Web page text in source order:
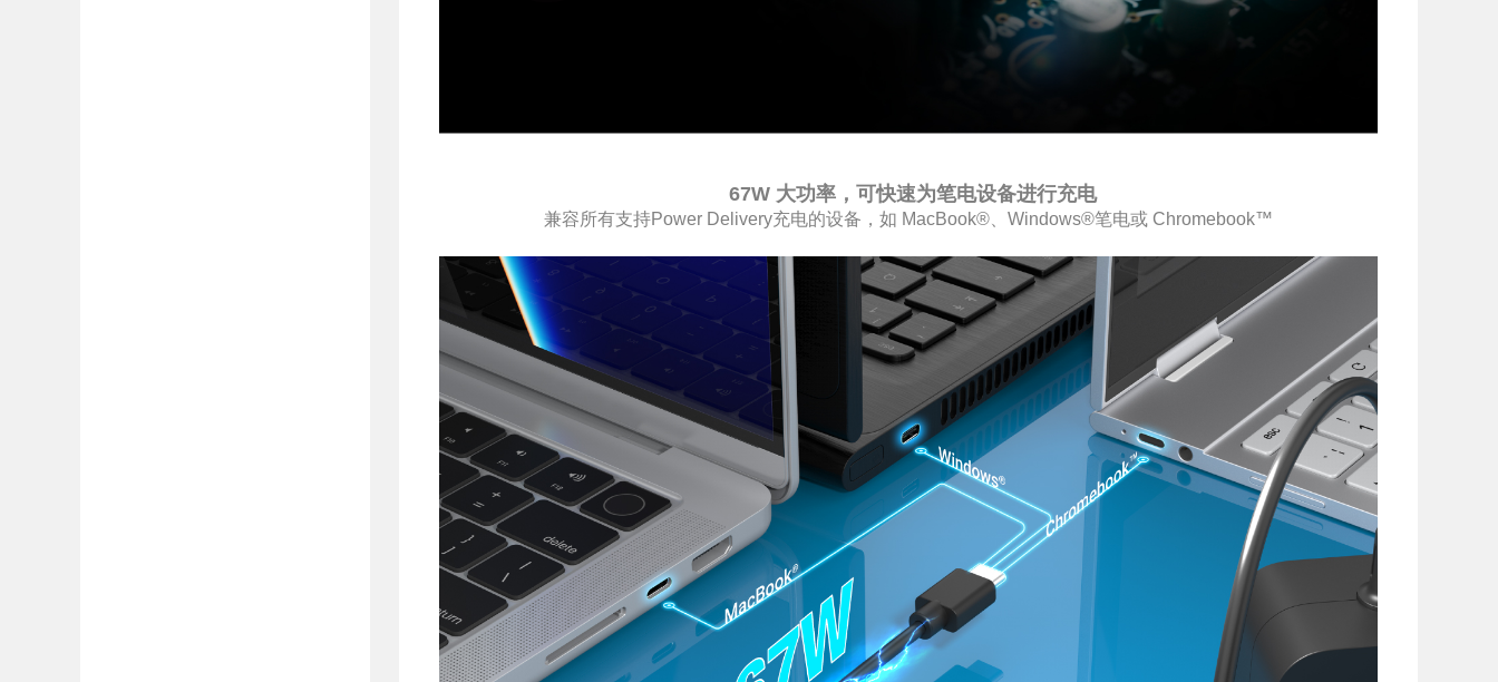
67W 大功率，可快速为笔电设备进行充电
兼容所有支持Power Delivery充电的设备，如 MacBook®、Windows®笔电或 Chromebook™